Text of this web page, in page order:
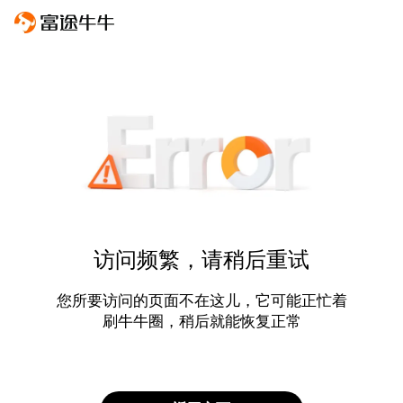
访问频繁，请稍后重试
您所要访问的页面不在这儿，它可能正忙着
刷牛牛圈，稍后就能恢复正常